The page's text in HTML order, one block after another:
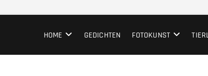
HOME GEDICHTEN FOTOKUNST